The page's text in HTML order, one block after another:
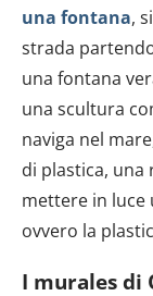
una fontana,
strada
una fontana
una scultura
naviga nel
di plastica,
mettere in luce
ovvero la
I murales di